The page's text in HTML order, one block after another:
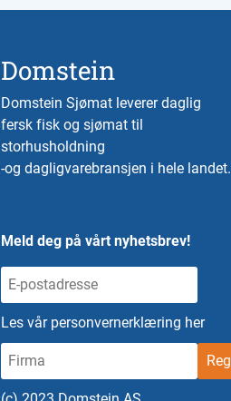
Domstein
Domstein Sjømat leverer daglig
fersk fisk og sjømat til
storhusholdning
-og dagligvarebransjen i hele landet.
Meld deg på vårt nyhetsbrev!
Les vår personvernerklæring her